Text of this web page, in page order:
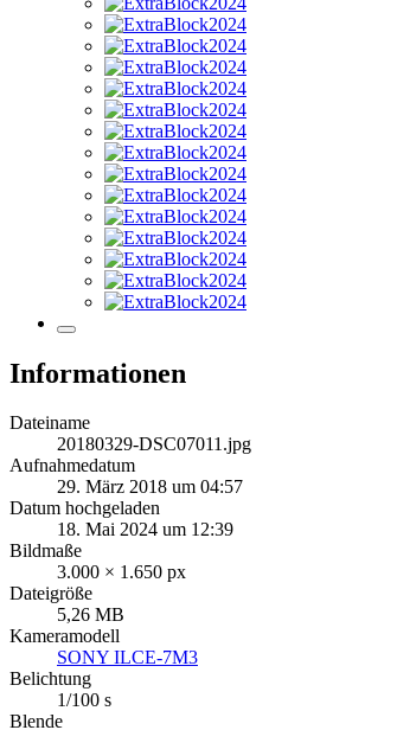
Informationen
Dateiname
20180329-DSC07011.jpg
Aufnahmedatum
29. März 2018 um 04:57
Datum hochgeladen
18. Mai 2024 um 12:39
Bildmaße
3.000 × 1.650 px
Dateigröße
5,26 MB
Kameramodell
SONY ILCE-7M3
Belichtung
1/100 s
Blende